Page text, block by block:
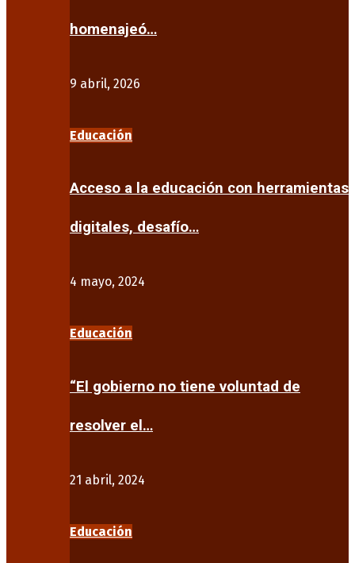
homenajeó…
9 abril, 2026
Educación
Acceso a la educación con herramientas
digitales, desafío…
4 mayo, 2024
Educación
“El gobierno no tiene voluntad de
resolver el…
21 abril, 2024
Educación